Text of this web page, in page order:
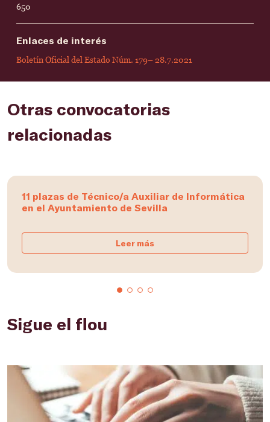
650
Enlaces de interés
Boletín Oficial del Estado Núm. 179– 28.7.2021
Otras convocatorias
relacionadas
11 plazas de Técnico/a Auxiliar de Informática
en el Ayuntamiento de Sevilla
Leer más
Sigue el flou